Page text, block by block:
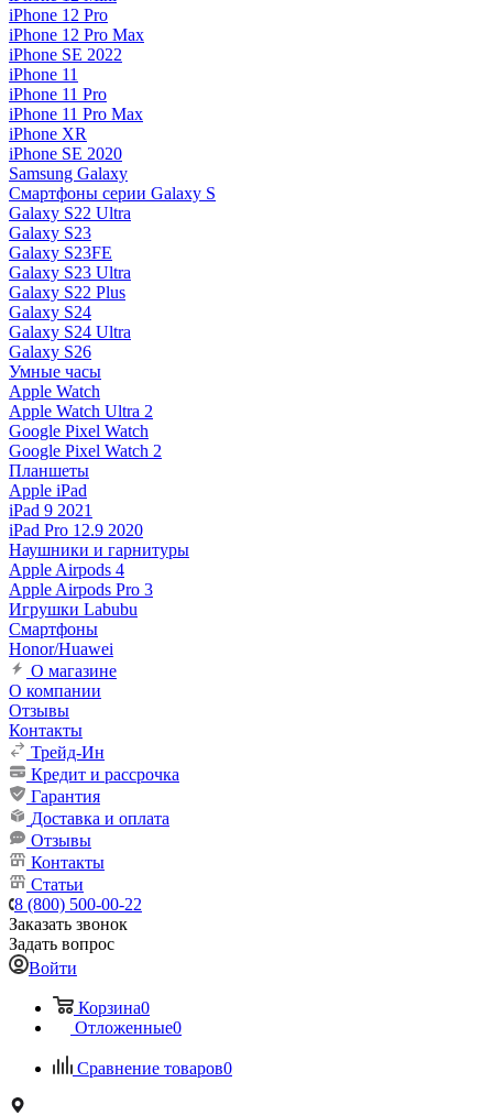
iPhone 12 Pro
iPhone 12 Pro Max
iPhone SE 2022
iPhone 11
iPhone 11 Pro
iPhone 11 Pro Max
iPhone XR
iPhone SE 2020
Samsung Galaxy
Смартфоны серии Galaxy S
Galaxy S22 Ultra
Galaxy S23
Galaxy S23FE
Galaxy S23 Ultra
Galaxy S22 Plus
Galaxy S24
Galaxy S24 Ultra
Galaxy S26
Умные часы
Apple Watch
Apple Watch Ultra 2
Google Pixel Watch
Google Pixel Watch 2
Планшеты
Apple iPad
iPad 9 2021
iPad Pro 12.9 2020
Наушники и гарнитуры
Apple Airpods 4
Apple Airpods Pro 3
Игрушки Labubu
Смартфоны
Honor/Huawei
О магазине
О компании
Отзывы
Контакты
Трейд-Ин
Кредит и рассрочка
Гарантия
Доставка и оплата
Отзывы
Контакты
Статьи
8 (800) 500-00-22
Заказать звонок
Задать вопрос
Войти
Корзина0
Отложенные0
Сравнение товаров0